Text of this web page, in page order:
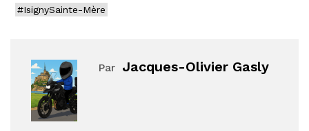
#IsignySainte-Mère
Par Jacques-Olivier Gasly